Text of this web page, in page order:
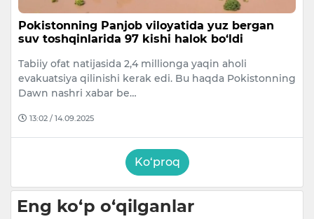
Pokistonning Panjob viloyatida yuz bergan
suv toshqinlarida 97 kishi halok bo‘ldi
Tabiiy ofat natijasida 2,4 millionga yaqin aholi
evakuatsiya qilinishi kerak edi. Bu haqda Pokistonning
Dawn nashri xabar be…
13:02 / 14.09.2025
Ko‘proq
Eng ko‘p o‘qilganlar